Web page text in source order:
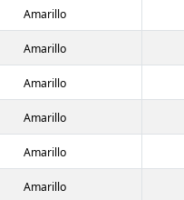
Amarillo
Amarillo
Amarillo
Amarillo
Amarillo
Amarillo